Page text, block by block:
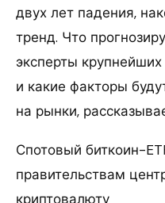
двух лет падения,
тренд. Что
эксперты
и какие факторы
на рынки,
Спотовый биткоин-
правительствам
криптовалюту